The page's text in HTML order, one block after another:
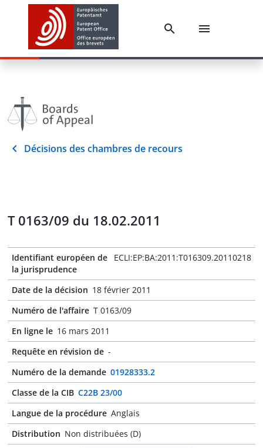
Décisions des chambres de recours
T 0163/09 du 18.02.2011
Identifiant européen de
la jurisprudence
ECLI:EP:BA:2011:T016309.20110218
Date de la décision 18 février 2011
Numéro de l'affaire T 0163/09
En ligne le 16 mars 2011
Requête en révision de -
Numéro de la demande 01928333.2
Classe de la CIB C22B 23/00
Langue de la procédure Anglais
Distribution Non distribuées (D)